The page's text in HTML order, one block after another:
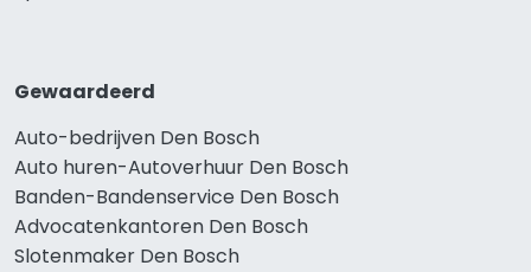
Gewaardeerd
Auto-bedrijven Den Bosch
Auto huren-Autoverhuur Den Bosch
Banden-Bandenservice Den Bosch
Advocatenkantoren Den Bosch
Slotenmaker Den Bosch